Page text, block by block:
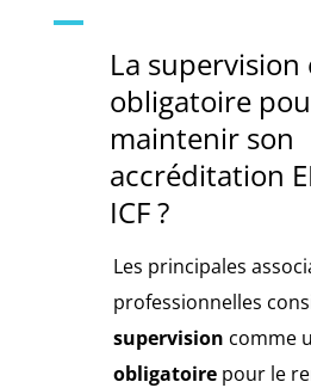
A
La supervision
obligatoire
maintenir son
accréditation
ICF ?
Les principales
professionnelles
supervision comme
obligatoire pour le